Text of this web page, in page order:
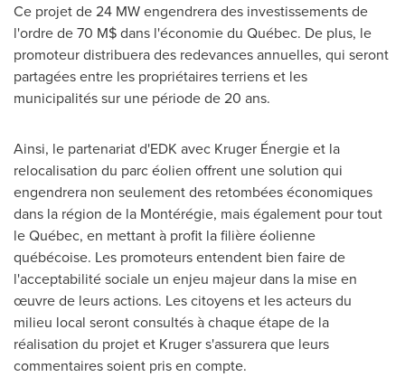
Ce projet de 24 MW engendrera des investissements de
l'ordre de 70 M$ dans l'économie du Québec. De plus, le
promoteur distribuera des redevances annuelles, qui seront
partagées entre les propriétaires terriens et les
municipalités sur une période de 20 ans.
Ainsi, le partenariat d'EDK avec Kruger Énergie et la
relocalisation du parc éolien offrent une solution qui
engendrera non seulement des retombées économiques
dans la région de la Montérégie, mais également pour tout
le Québec, en mettant à profit la filière éolienne
québécoise. Les promoteurs entendent bien faire de
l'acceptabilité sociale un enjeu majeur dans la mise en
œuvre de leurs actions. Les citoyens et les acteurs du
milieu local seront consultés à chaque étape de la
réalisation du projet et Kruger s'assurera que leurs
commentaires soient pris en compte.